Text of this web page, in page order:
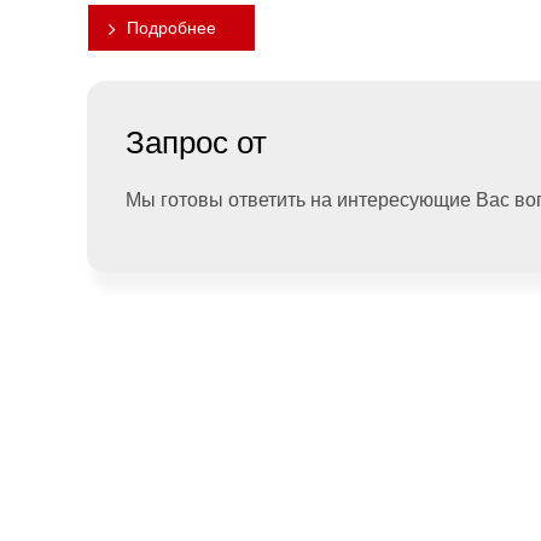
Подробнее
Запрос от
Мы готовы ответить на интересующие Вас